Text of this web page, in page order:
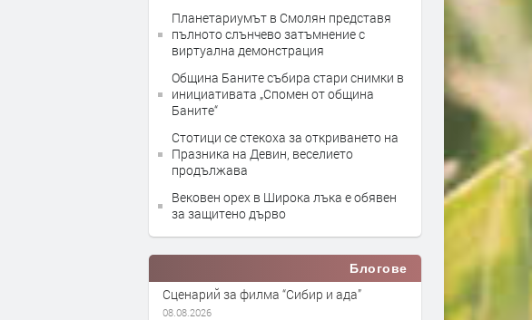
Планетариумът в Смолян представя
пълното слънчево затъмнение с
виртуална демонстрация
Община Баните събира стари снимки в
инициативата „Спомен от община
Баните“
Стотици се стекоха за откриването на
Празника на Девин, веселието
продължава
Вековен орех в Широка лъка е обявен
за защитено дърво
Блогове
Сценарий за филма “Сибир и ада”
08.08.2026